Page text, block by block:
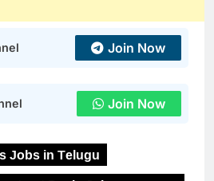
Join Now
Join Now
Jobs in Telugu